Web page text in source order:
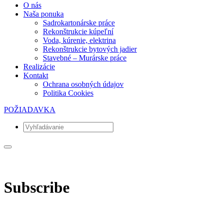
O nás
Naša ponuka
Sadrokartonárske práce
Rekonštrukcie kúpeľní
Voda, kúrenie, elektrina
Rekonštrukcie bytových jadier
Stavebné – Murárske práce
Realizácie
Kontakt
Ochrana osobných údajov
Politika Cookies
POŽIADAVKA
Subscribe